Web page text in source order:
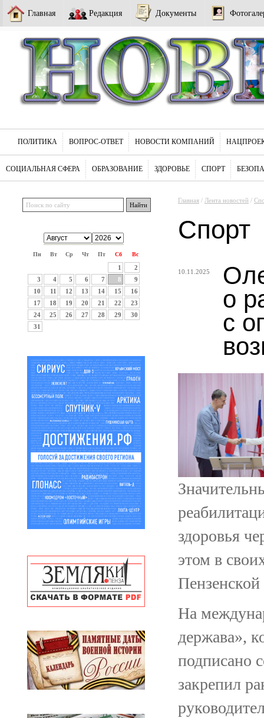
Главная Редакция Документы
ПОЛИТИКА ВОПРОС-ОТВЕТ НОВОСТИ КОМПАНИЙ
СОЦИАЛЬНАЯ СФЕРА ОБРАЗОВАНИЕ ЗДОРОВЬЕ СПОРТ
Пн Вт Ср Чт Пт Сб Вс
1
2
3
4 5 6 7 8
9
10
11 12 13 14 15
16
17
18 19 20 21 22
23
24
25 26 27 28 29
30
31
Главная / Лента новостей /
Спорт
10.11.2025
о
с
здоровья
этом в
На
держава»,
подписано
закрепил